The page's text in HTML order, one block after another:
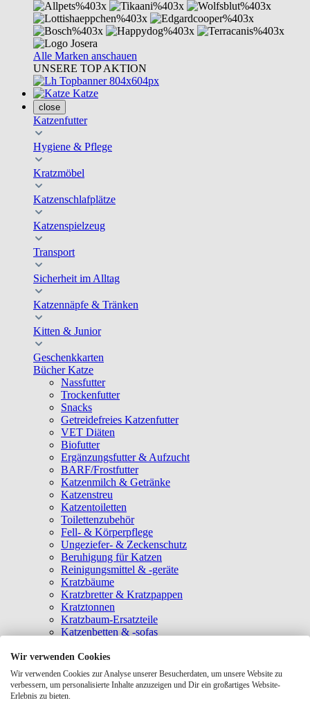
Alle Marken anschauen
UNSERE TOP AKTION
Katze
close
Katzenfutter
Hygiene & Pflege
Kratzmöbel
Katzenschlafplätze
Katzenspielzeug
Transport
Sicherheit im Alltag
Katzennäpfe & Tränken
Kitten & Junior
Geschenkkarten
Bücher Katze
Nassfutter
Trockenfutter
Snacks
Getreidefreies Katzenfutter
VET Diäten
Biofutter
Ergänzungsfutter & Aufzucht
BARF/Frostfutter
Katzenmilch & Getränke
Katzenstreu
Katzentoiletten
Toilettenzubehör
Fell- & Körperpflege
Ungeziefer- & Zeckenschutz
Beruhigung für Katzen
Reinigungsmittel & -geräte
Kratzbäume
Kratzbretter & Kratzpappen
Kratztonnen
Kratzbaum-Ersatzteile
Katzenbetten & -sofas
Katzenhäuser
Hängematten & Fensterliegeplätze
Katzendecken & -matten
Baldrian- & Catnipspielzeug
Wir verwenden Cookies
Wir verwenden Cookies zur Analyse unserer Besucherdaten, um unsere Website zu
verbessern, um personalisierte Inhalte anzuzeigen und Dir ein großartiges Website-
Erlebnis zu bieten.